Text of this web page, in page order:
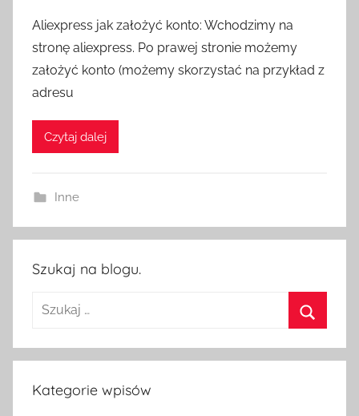
z
e
z
t
Aliexpress jak założyć konto: Wchodzimy na
stronę aliexpress. Po prawej stronie możemy
założyć konto (możemy skorzystać na przykład z
adresu
Czytaj dalej
Inne
Szukaj na blogu.
Szukaj:
Kategorie wpisów